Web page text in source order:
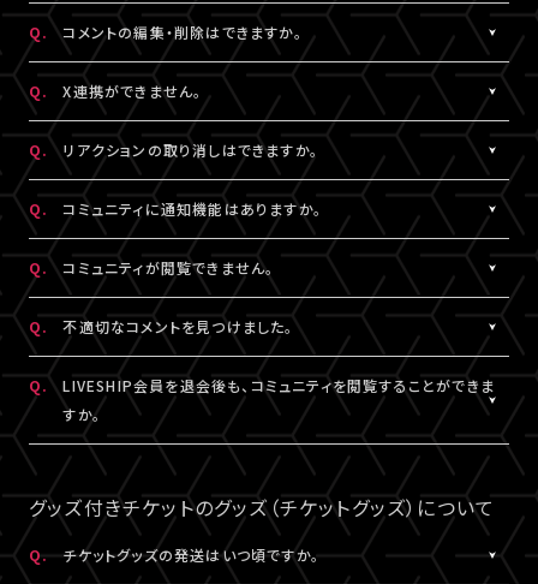
※正しくお支払いいただけなかった場合、付与したポイントを回収
させていただく場合がございます。
度などは異なります。予めご了承ください。
ができます。
です。
絵文字・機種依存文字等が含まれている場合は登録できませんの
でご注意ください。
なお、ユーザーがニックネームを変更した場合であっても、過去の
コメントのニックネームは変更されず、変更前のニックネームが表
示されます。
※ニックネームの登録・編集は配信視聴ページからも設定いただ
けます。
※チャット機能が設定されている配信では、コミュニティ機能とチ
ャット機能のニックネーム設定は連動されます。
A. コミュニティ機能ガイドラインに反している可能性がございます。
入力内容を変更してもコメントができない場合は
こちら
にお問い合
わせください。
Q. コメントの編集・削除はできますか。
A.
ご自身のコメントは「削除する」より削除することができます。
ただし、一度投稿済みのコメントを編集することはできません。編
集したい場合は、投稿済みのコメントを削除してから新たにコメン
トしていただく必要がございます。
Q. X連携ができません。
A.
X連携は「マイページ」内「投稿設定」にて設定が可能です。
詳しくは こちらをご確認ください。
※X連携は配信視聴ページからも設定いただけます。
※公演によってはX連携をご利用いただけない場合があります。
Q. リアクションの取り消しはできますか。
A.
ご自身でつけたリアクションは再度「♡」を押していただくことで取
り消しすることができます。
Q. コミュニティに通知機能はありますか。
A.
現在、通知機能はございません。
コンテンツの投稿、コメント、リアクションはユーザーへ通知され
ません。
Q. コミュニティが閲覧できません。
A.
コミュニティが表示されない場合は、コミュニティ機能実施期間外
であるか、対象外の視聴チケットを購入されている可能性がありま
コミュニティの実施有無や、実施期間については、各公演のチケッ
ト販売ページなどでご確認ください。
Q. 不適切なコメントを見つけました。
コミュニティ機能ガイドラインに反するコメントなどを見つけた場
合は、コメント内の「報告する」ボタンより管理者に報告をすること
ができます。
なお、通報機能は報告された当該コメントの削除を保証するもの
ではございません。
Q.
LIVESHIP会員を退会後も、コミュニティを閲覧することができま
すか。
A.
LIVESHIP会員を退会された場合は、コミュニティ機能提供期間内
であってもご利用・閲覧いただけなくなります。
なお、過去のコメント・リアクション及びニックネームは、LIVESHIP
会員を退会された場合でも引き続きコミュニティに掲載されます。
予めご了承ください。
グッズ付きチケットのグッズ（チケットグッズ）について
Q. チケットグッズの発送はいつ頃ですか。